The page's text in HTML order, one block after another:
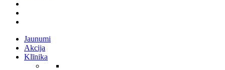
Jaunumi
Akcija
Klīnika